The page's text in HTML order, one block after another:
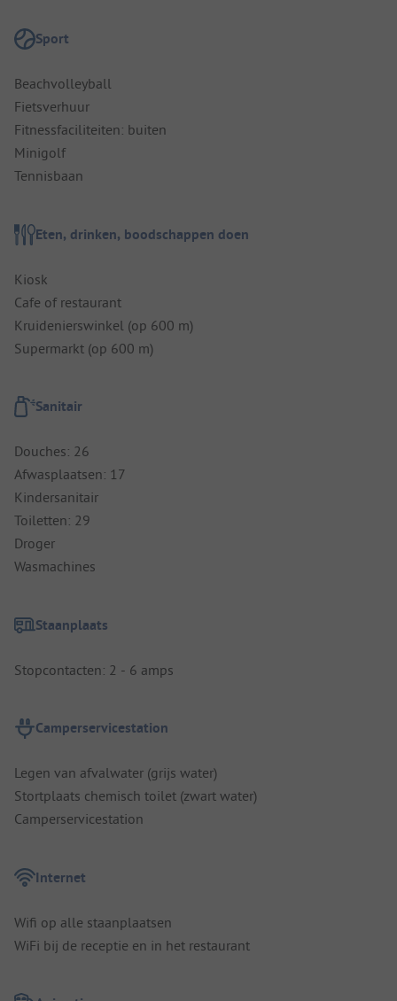
Sport
Beachvolleyball
Fietsverhuur
Fitnessfaciliteiten: buiten
Minigolf
Tennisbaan
Eten, drinken, boodschappen doen
Kiosk
Cafe of restaurant
Kruidenierswinkel (op 600 m)
Supermarkt (op 600 m)
Sanitair
Douches: 26
Afwasplaatsen: 17
Kindersanitair
Toiletten: 29
Droger
Wasmachines
Staanplaats
Stopcontacten: 2 - 6 amps
Camperservicestation
Legen van afvalwater (grijs water)
Stortplaats chemisch toilet (zwart water)
Camperservicestation
Internet
Wifi op alle staanplaatsen
WiFi bij de receptie en in het restaurant